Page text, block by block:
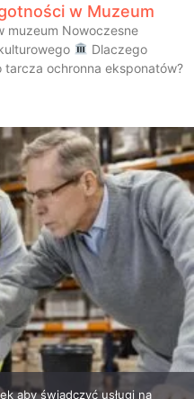
w Muzeum
muzeum Nowoczesne
Dlaczego
ochronna eksponatów?
aby świadczyć usługi na